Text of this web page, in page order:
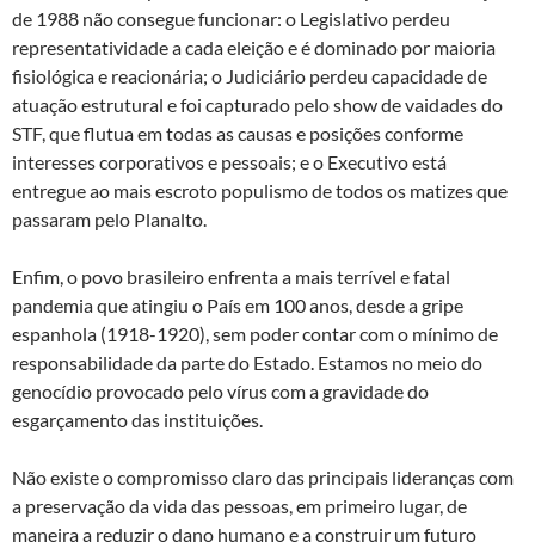
de 1988 não consegue funcionar: o Legislativo perdeu
representatividade a cada eleição e é dominado por maioria
fisiológica e reacionária; o Judiciário perdeu capacidade de
atuação estrutural e foi capturado pelo show de vaidades do
STF, que flutua em todas as causas e posições conforme
interesses corporativos e pessoais; e o Executivo está
entregue ao mais escroto populismo de todos os matizes que
passaram pelo Planalto.
Enfim, o povo brasileiro enfrenta a mais terrível e fatal
pandemia que atingiu o País em 100 anos, desde a gripe
espanhola (1918-1920), sem poder contar com o mínimo de
responsabilidade da parte do Estado. Estamos no meio do
genocídio provocado pelo vírus com a gravidade do
esgarçamento das instituições.
Não existe o compromisso claro das principais lideranças com
a preservação da vida das pessoas, em primeiro lugar, de
maneira a reduzir o dano humano e a construir um futuro